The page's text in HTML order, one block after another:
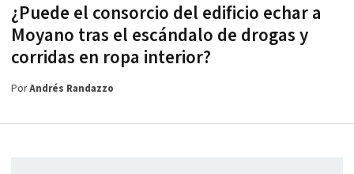
¿Puede el consorcio del edificio echar a
Moyano tras el escándalo de drogas y
corridas en ropa interior?
PorAndrés Randazzo